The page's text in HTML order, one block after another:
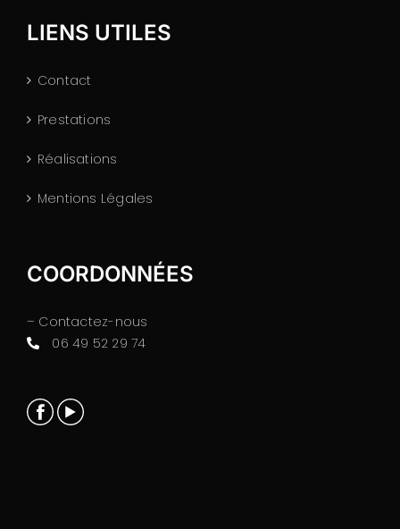
LIENS UTILES
Contact
Prestations
Réalisations
Mentions Légales
COORDONNÉES
– Contactez-nous
06 49 52 29 74